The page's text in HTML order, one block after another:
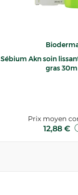
Sébium Akn soin lissant
gras
Prix moyen
12,88 €